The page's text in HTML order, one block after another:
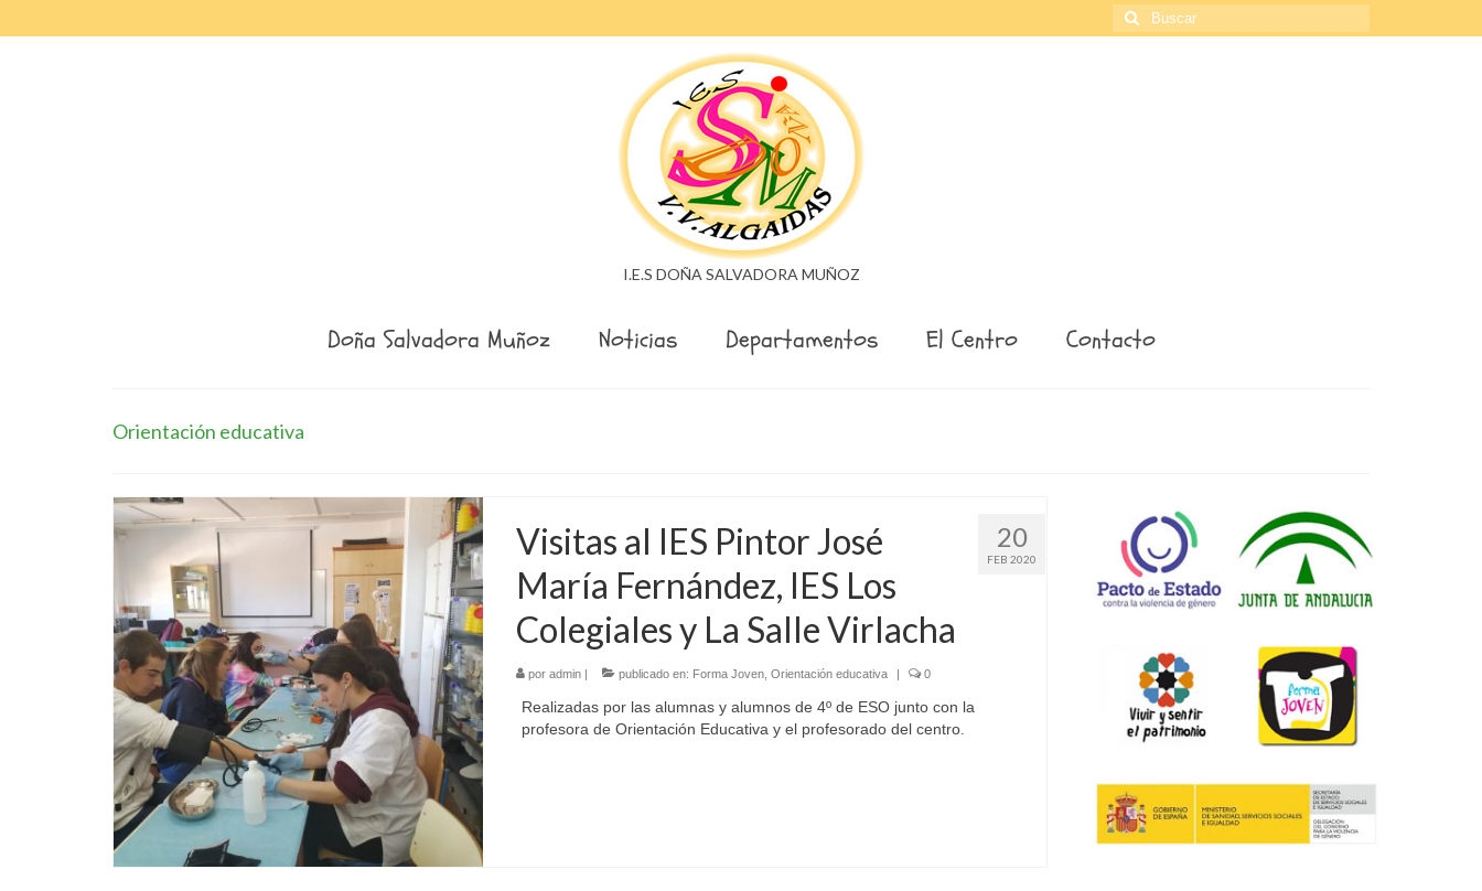
Buscar
por:
I.E.S DOÑA SALVADORA MUÑOZ
Doña Salvadora Muñoz Noticias Departamentos El Centro Contacto
Orientación educativa
20
FEB 2020
Visitas al IES Pintor José
María Fernández, IES Los
Colegiales y La Salle Virlacha
por admin| publicado en: Forma Joven, Orientación educativa | 0
Realizadas por las alumnas y alumnos de 4º de ESO junto con la
profesora de Orientación Educativa y el profesorado del centro.